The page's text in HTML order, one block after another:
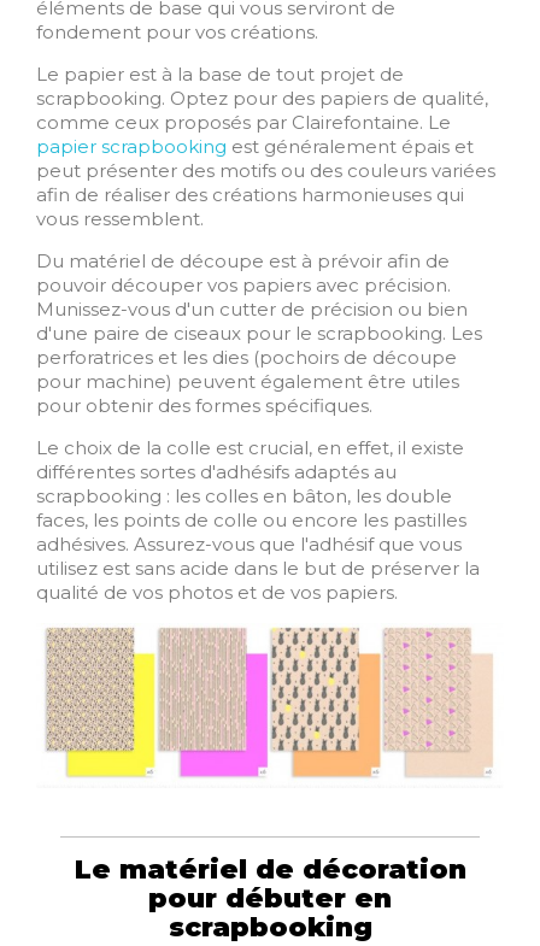
éléments de base qui vous serviront de
fondement pour vos créations.
Le papier est à la base de tout projet de
scrapbooking. Optez pour des papiers de qualité,
comme ceux proposés par Clairefontaine. Le
papier scrapbooking est généralement épais et
peut présenter des motifs ou des couleurs variées
afin de réaliser des créations harmonieuses qui
vous ressemblent.
Du matériel de découpe est à prévoir afin de
pouvoir découper vos papiers avec précision.
Munissez-vous d'un cutter de précision ou bien
d'une paire de ciseaux pour le scrapbooking. Les
perforatrices et les dies (pochoirs de découpe
pour machine) peuvent également être utiles
pour obtenir des formes spécifiques.
Le choix de la colle est crucial, en effet, il existe
différentes sortes d'adhésifs adaptés au
scrapbooking : les colles en bâton, les double
faces, les points de colle ou encore les pastilles
adhésives. Assurez-vous que l'adhésif que vous
utilisez est sans acide dans le but de préserver la
qualité de vos photos et de vos papiers.
Le matériel de décoration
pour débuter en
scrapbooking